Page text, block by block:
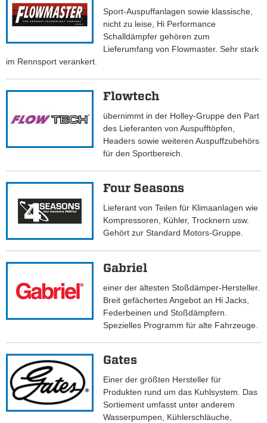
Sport-Auspuffanlagen sowie klassische,
nicht zu leise, Hi Performance
Schalldämpfer gehören zum
Lieferumfang von Flowmaster. Sehr stark
im Rennsport verankert.
Flowtech
übernimmt in der Holley-Gruppe den Part
des Lieferanten von Auspufftöpfen,
Headers sowie weiteren Auspuffzubehörs
für den Sportbereich.
Four Seasons
Lieferant von Teilen für Klimaanlagen wie
Kompressoren, Kühler, Trocknern usw.
Gehört zur Standard Motors-Gruppe.
Gabriel
einer der ältesten Stoßdämper-Hersteller.
Breit gefächertes Angebot an Hi Jacks,
Federbeinen und Stoßdämpfern.
Spezielles Programm für alte Fahrzeuge.
Gates
Einer der größten Hersteller für
Produkten rund um das Kuhlsystem. Das
Sortiement umfasst unter anderem
Wasserpumpen, Kühlerschläuche,